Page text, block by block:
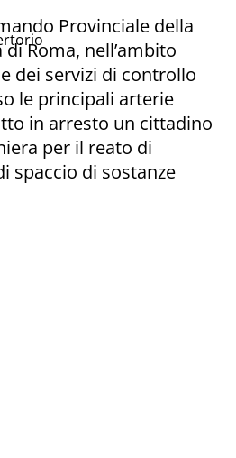
Provinciale della
Roma, nell’ambito
dei servizi di controllo
le principali arterie
in arresto un cittadino
per il reato di
spaccio di sostanze